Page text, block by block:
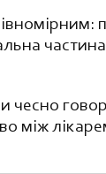
чесно
між